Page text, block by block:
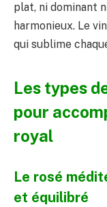
plat, ni dominant
harmonieux. Le
qui sublime
Les types
pour
royal
Le rosé
et équilibré